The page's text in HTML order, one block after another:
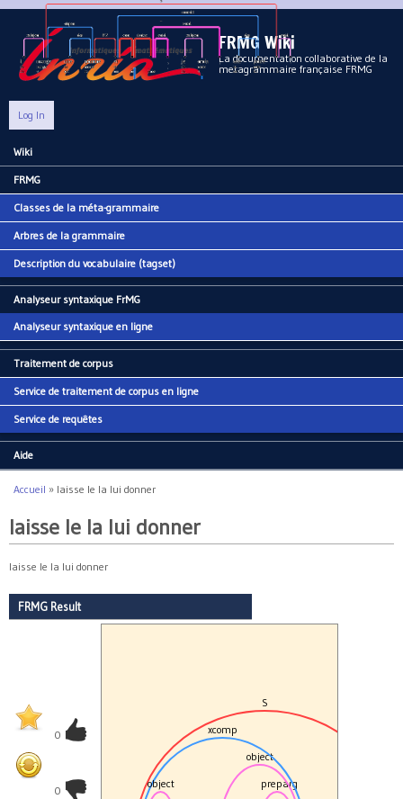
Aller au contenu principal
FRMG Wiki
La documentation collaborative de la
metagrammaire française FRMG
Log In
Main menu
Wiki
FRMG
Classes de la méta-grammaire
Arbres de la grammaire
Description du vocabulaire (tagset)
Analyseur syntaxique FrMG
Analyseur syntaxique en ligne
Traitement de corpus
Service de traitement de corpus en ligne
Service de requêtes
Aide
Vous êtes ici
Accueil » laisse le la lui donner
laisse le la lui donner
laisse le la lui donner
FRMG Result
0
0
preparg
object
S
xcomp
object